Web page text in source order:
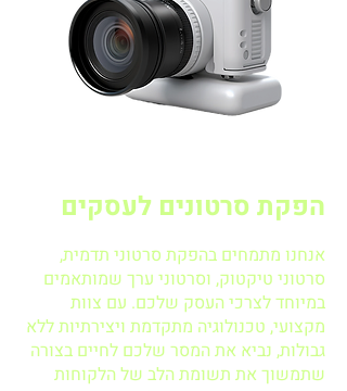
הפקת סרטונים לעסקים
אנחנו מתמחים בהפקת סרטוני תדמית,
סרטוני טיקטוק, וסרטוני ערך שמותאמים
במיוחד לצרכי העסק שלכם. עם צוות
מקצועי, טכנולוגיה מתקדמת ויצירתיות ללא
גבולות, נביא את המסר שלכם לחיים בצורה
שתמשוך את תשומת הלב של הלקוחות